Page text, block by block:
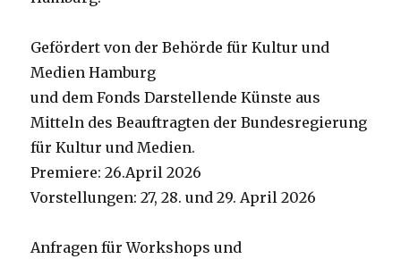
Gefördert von der Behörde für Kultur und
Medien Hamburg
und dem Fonds Darstellende Künste aus
Mitteln des Beauftragten der Bundesregierung
für Kultur und Medien.
Premiere: 26.April 2026
Vorstellungen: 27, 28. und 29. April 2026
Anfragen für Workshops und